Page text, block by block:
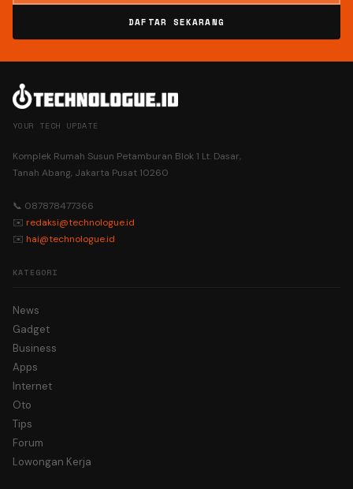
DAFTAR SEKARANG
YOUR TECH UPDATE
Komplek Rumah Susun Petamburan Blok 1 Lt. Dasar,
Tanah Abang, Jakarta Pusat 10260
📞 087878477366
✉️ redaksi@technologue.id
✉️ hai@technologue.id
KATEGORI
News
Gadget
Business
Apps
Internet
Oto
Tips
Forum
Lowongan Kerja